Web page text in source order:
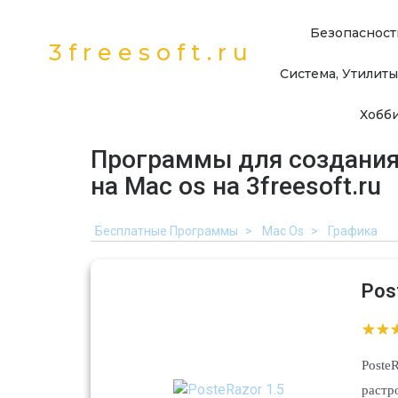
3freesoft.ru
Система, Утилиты
Программы для
на Mac os на 3freesoft.ru
Бесплатные Программы Mac Os Графика